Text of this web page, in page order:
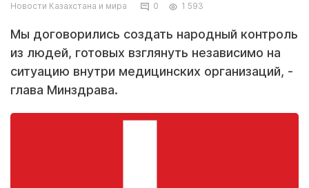
Новости Казахстана и мира 0 1 593
Мы договорились создать народный контроль
из людей, готовых взглянуть независимо на
ситуацию внутри медицинских организаций, -
глава Минздрава.